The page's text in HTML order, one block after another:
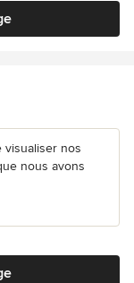
visualiser nos
nous avons